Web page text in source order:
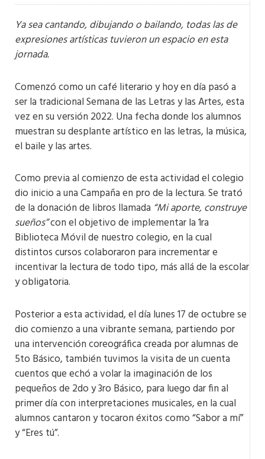
Ya sea cantando, dibujando o bailando, todas las de
expresiones artísticas tuvieron un espacio en esta
jornada.
Comenzó como un café literario y hoy en día pasó a
ser la tradicional Semana de las Letras y las Artes, esta
vez en su versión 2022. Una fecha donde los alumnos
muestran su desplante artístico en las letras, la música,
el baile y las artes.
Como previa al comienzo de esta actividad el colegio
dio inicio a una Campaña en pro de la lectura. Se trató
de la donación de libros llamada “Mi aporte, construye
sueños”con el objetivo de implementar la 1ra
Biblioteca Móvil de nuestro colegio, en la cual
distintos cursos colaboraron para incrementar e
incentivar la lectura de todo tipo, más allá de la escolar
y obligatoria.
Posterior a esta actividad, el día lunes 17 de octubre se
dio comienzo a una vibrante semana, partiendo por
una intervención coreográfica creada por alumnas de
5to Básico, también tuvimos la visita de un cuenta
cuentos que echó a volar la imaginación de los
pequeños de 2do y 3ro Básico, para luego dar fin al
primer día con interpretaciones musicales, en la cual
alumnos cantaron y tocaron éxitos como “Sabor a mí”
y “Eres tú”.